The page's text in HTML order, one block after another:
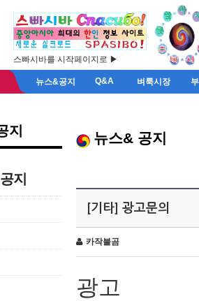
스빠시바를 시작페이지로 ▶
뉴스&공지 Q&A 벼룩시장
지
지
뉴스& 공지
[기타] 광고문의
카작불곰
광고